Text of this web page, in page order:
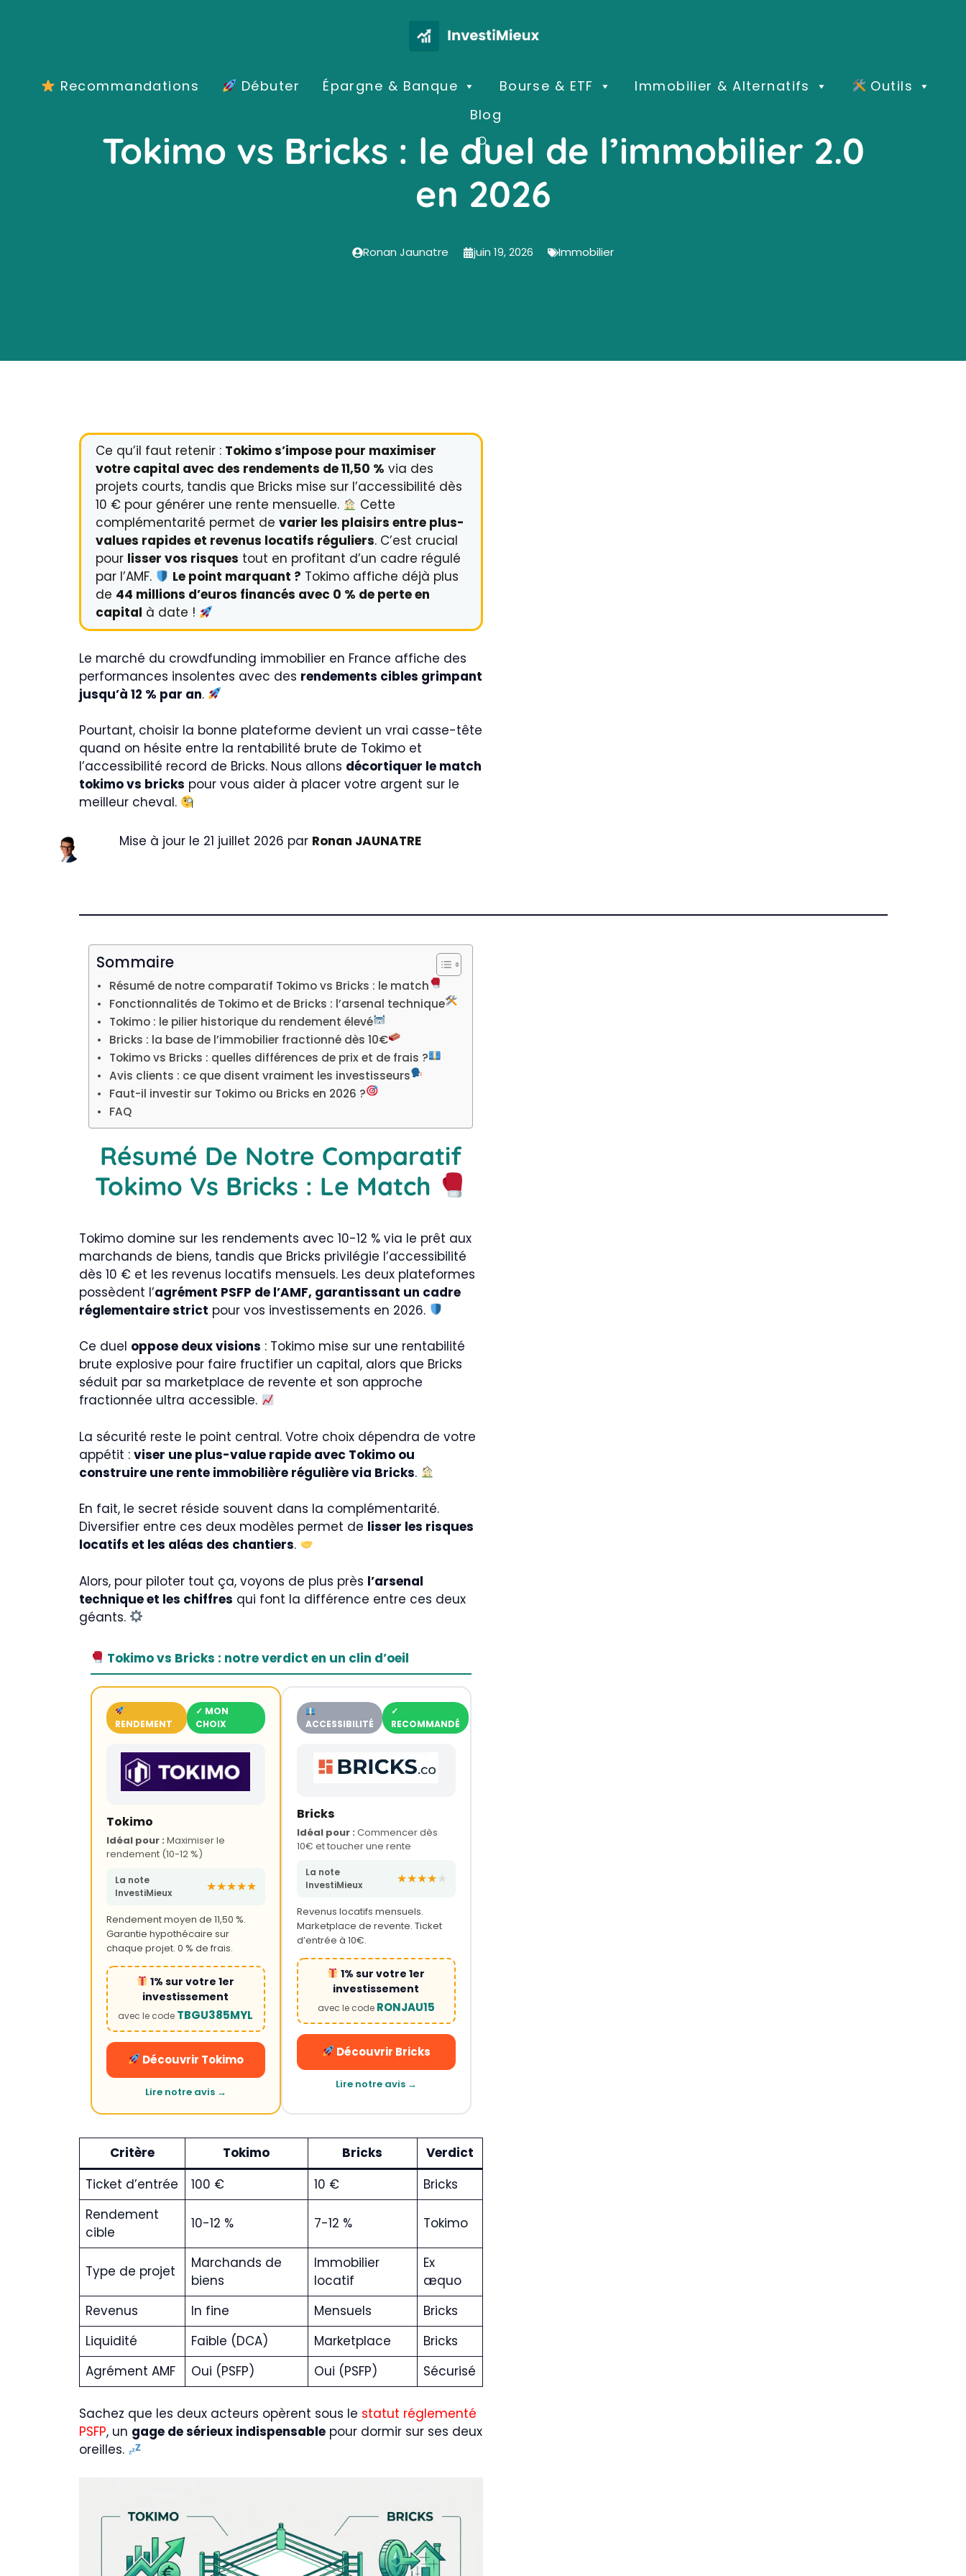
Recommandations Débuter Épargne & Banque Bourse & ETF Immobilier & Alternatifs
Outils
Blog
Tokimo vs Bricks : le duel de l’immobilier 2.0
en 2026
Ronan Jaunatre juin 19, 2026 Immobilier
Ce qu’il faut retenir : Tokimo s’impose pour maximiser
votre capital avec des rendements de 11,50 % via des
projets courts, tandis que Bricks mise sur l’accessibilité dès
10 € pour générer une rente mensuelle.
Cette
complémentarité permet de varier les plaisirs entre plus-
values rapides et revenus locatifs réguliers. C’est crucial
pour lisser vos risques tout en profitant d’un cadre régulé
par l’AMF.
Le point marquant ? Tokimo affiche déjà plus
de 44 millions d’euros financés avec 0 % de perte en
capital à date !
Le marché du crowdfunding immobilier en France affiche des
performances insolentes avec des rendements cibles grimpant
jusqu’à 12 % par an.
Pourtant, choisir la bonne plateforme devient un vrai casse-tête
quand on hésite entre la rentabilité brute de Tokimo et
l’accessibilité record de Bricks. Nous allons décortiquer le match
tokimo vs bricks pour vous aider à placer votre argent sur le
meilleur cheval.
Mise à jour le 21 juillet 2026 par Ronan JAUNATRE
Sommaire
Résumé de notre comparatif Tokimo vs Bricks : le match
Fonctionnalités de Tokimo et de Bricks : l’arsenal technique
Tokimo : le pilier historique du rendement élevé
Bricks : la base de l’immobilier fractionné dès 10€
Tokimo vs Bricks : quelles différences de prix et de frais ?
Avis clients : ce que disent vraiment les investisseurs
Faut-il investir sur Tokimo ou Bricks en 2026 ?
FAQ
Résumé De Notre Comparatif
Tokimo Vs Bricks : Le Match
Tokimo domine sur les rendements avec 10-12 % via le prêt aux
marchands de biens, tandis que Bricks privilégie l’accessibilité
dès 10 € et les revenus locatifs mensuels. Les deux plateformes
possèdent l’agrément PSFP de l’AMF, garantissant un cadre
réglementaire strict pour vos investissements en 2026.
Ce duel oppose deux visions : Tokimo mise sur une rentabilité
brute explosive pour faire fructifier un capital, alors que Bricks
séduit par sa marketplace de revente et son approche
fractionnée ultra accessible.
La sécurité reste le point central. Votre choix dépendra de votre
appétit : viser une plus-value rapide avec Tokimo ou
construire une rente immobilière régulière via Bricks.
En fait, le secret réside souvent dans la complémentarité.
Diversifier entre ces deux modèles permet de lisser les risques
locatifs et les aléas des chantiers.
Alors, pour piloter tout ça, voyons de plus près l’arsenal
technique et les chiffres qui font la différence entre ces deux
géants.
Tokimo vs Bricks : notre verdict en un clin d’oeil
RENDEMENT
✓ MON
CHOIX
Tokimo
Idéal pour : Maximiser le
rendement (10-12 %)
La note
InvestiMieux
★★★★★
Rendement moyen de 11,50 %.
Garantie hypothécaire sur
chaque projet. 0 % de frais.
1% sur votre 1er
investissement
avec le code TBGU385MYL
Découvrir Tokimo
Lire notre avis →
ACCESSIBILITÉ
✓
RECOMMANDÉ
Bricks
Idéal pour : Commencer dès
10€ et toucher une rente
La note
InvestiMieux
★★★★★
Revenus locatifs mensuels.
Marketplace de revente. Ticket
d’entrée à 10€.
1% sur votre 1er
investissement
avec le code RONJAU15
Découvrir Bricks
Lire notre avis →
Critère Tokimo Bricks
Verdict
Ticket d’entrée
100 € 10 €
Bricks
Rendement
cible
10-12 % 7-12 % Tokimo
Type de projet
Marchands de
biens
Immobilier
locatif
Ex
æquo
Revenus
In fine Mensuels
Bricks
Liquidité
Faible (DCA) Marketplace
Bricks
Agrément AMF
Oui (PSFP) Oui (PSFP) Sécurisé
Sachez que les deux acteurs opèrent sous le statut réglementé
PSFP, un gage de sérieux indispensablepour dormir sur ses deux
oreilles.